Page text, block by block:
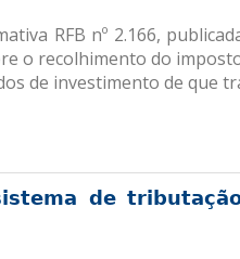
RFB nº 2.166,
o recolhimento do
de investimento de que
de